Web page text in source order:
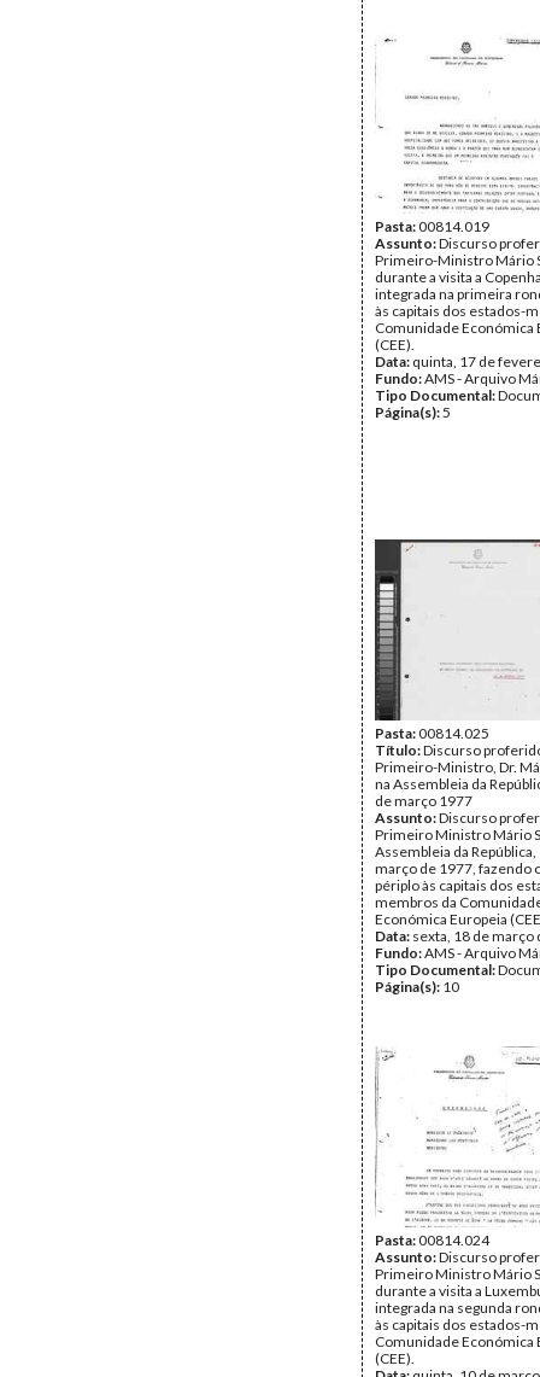
Pasta:00814.019
Assunto:Discurso
Primeiro-Ministro Mário
durante a visita a
integrada na primeira
às capitais dos estados-
Comunidade Económica
(CEE).
Data: quinta, 17 de
Fundo:AMS - Arquivo
Tipo Documental:
Página(s):5
Pasta:00814.025
Título:Discurso
Primeiro-Ministro, Dr.
na Assembleia da
de março 1977
Assunto:Discurso
Primeiro Ministro Mário
Assembleia da
março de 1977, fazendo
périplo às capitais dos
membros da
Económica Europeia
Data: sexta, 18 de março
Fundo:AMS - Arquivo
Tipo Documental:
Página(s): 10
Pasta:00814.024
Assunto:Discurso
Primeiro Ministro Mário
durante a visita a
integrada na segunda
às capitais dos estados-
Comunidade Económica
(CEE).